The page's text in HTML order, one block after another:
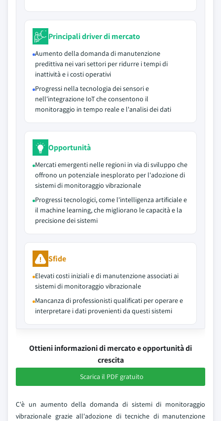
Principali driver di mercato
Aumento della domanda di manutenzione
predittiva nei vari settori per ridurre i tempi di
inattività e i costi operativi
Progressi nella tecnologia dei sensori e
nell'integrazione IoT che consentono il
monitoraggio in tempo reale e l'analisi dei dati
Opportunità
Mercati emergenti nelle regioni in via di sviluppo che
offrono un potenziale inesplorato per l'adozione di
sistemi di monitoraggio vibrazionale
Progressi tecnologici, come l'intelligenza artificiale e
il machine learning, che migliorano le capacità e la
precisione dei sistemi
Sfide
Elevati costi iniziali e di manutenzione associati ai
sistemi di monitoraggio vibrazionale
Mancanza di professionisti qualificati per operare e
interpretare i dati provenienti da questi sistemi
Ottieni informazioni di mercato e opportunità di
crescita
Scarica il PDF gratuito
C'è un aumento della domanda di sistemi di monitoraggio
vibrazionale grazie all'adozione di tecniche di manutenzione